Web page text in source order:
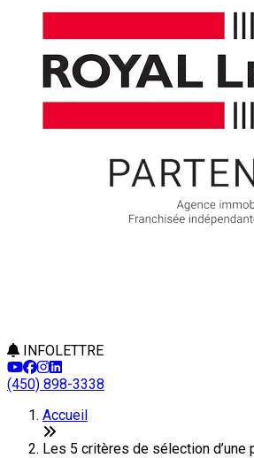
INFOLETTRE
(450) 898-3338
Accueil
Les 5 critères de sélection